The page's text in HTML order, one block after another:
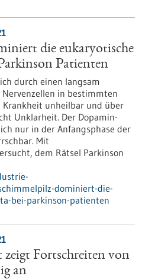
die eukaryotische
Patienten
durch einen langsam
in bestimmten
Krankheit unheilbar und über
Unklarheit. Der Dopamin-
nur in der Anfangsphase der
Mit
dem Rätsel Parkinson
dominiert-die-
bei-parkinson-patienten
Fortschreiten von
an